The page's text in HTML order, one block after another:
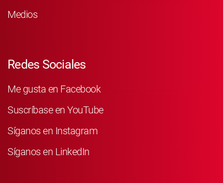
Medios
Redes Sociales
Me gusta en Facebook
Suscríbase en YouTube
Síganos en Instagram
Síganos en LinkedIn